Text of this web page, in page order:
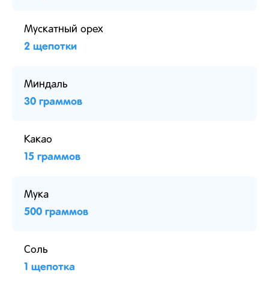
Мускатный орех
2 щепотки
Миндаль
30 граммов
Какао
15 граммов
Мука
500 граммов
Соль
1 щепотка